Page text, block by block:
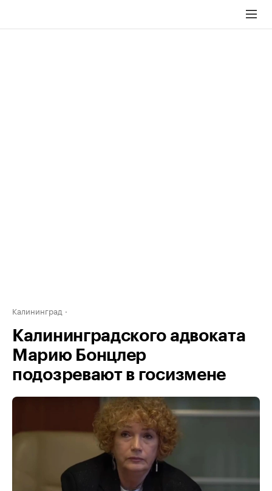
Калининград
Калининградского адвоката
Марию Бонцлер
подозревают в госизмене